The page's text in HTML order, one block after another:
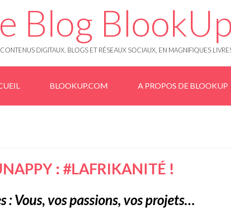
Blog BlookUp
DIGITAUX, BLOGS ET RÉSEAUX SOCIAUX, EN MAGNIFIQUES
BLOOKUP.COM A PROPOS DE BLOOKUP
: #LAFRIKANITÉ !
: Vous, vos passions, vos projets…